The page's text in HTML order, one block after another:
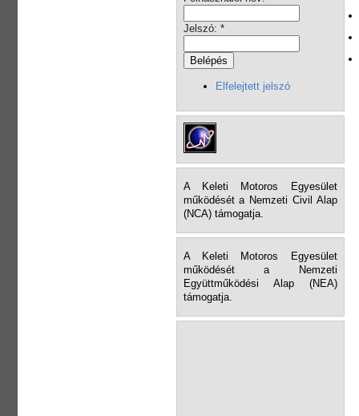
Jelszó: *
Elfelejtett jelszó
A Keleti Motoros Egyesület
működését a Nemzeti Civil Alap
(NCA) támogatja.
A Keleti Motoros Egyesület
működését a Nemzeti
Együttműködési Alap (NEA)
támogatja.